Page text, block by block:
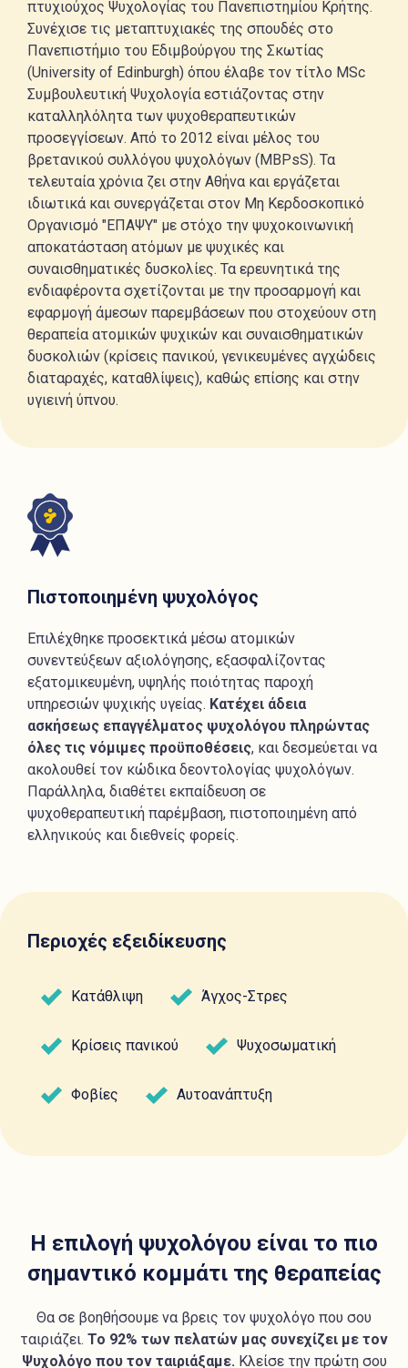
πτυχιούχος Ψυχολογίας του Πανεπιστημίου Κρήτης.
Συνέχισε τις μεταπτυχιακές της σπουδές στο
Πανεπιστήμιο του Εδιμβούργου της Σκωτίας
(University of Edinburgh) όπου έλαβε τον τίτλο MSc
Συμβουλευτική Ψυχολογία εστιάζοντας στην
καταλληλόλητα των ψυχοθεραπευτικών
προσεγγίσεων. Από το 2012 είναι μέλος του
βρετανικού συλλόγου ψυχολόγων (ΜBPsS). Τα
τελευταία χρόνια ζει στην Αθήνα και εργάζεται
ιδιωτικά και συνεργάζεται στον Μη Κερδοσκοπικό
Οργανισμό "ΕΠΑΨΥ" με στόχο την ψυχοκοινωνική
αποκατάσταση ατόμων με ψυχικές και
συναισθηματικές δυσκολίες. Τα ερευνητικά της
ενδιαφέροντα σχετίζονται με την προσαρμογή και
εφαρμογή άμεσων παρεμβάσεων που στοχεύουν στη
θεραπεία ατομικών ψυχικών και συναισθηματικών
δυσκολιών (κρίσεις πανικού, γενικευμένες αγχώδεις
διαταραχές, καταθλίψεις), καθώς επίσης και στην
υγιεινή ύπνου.
Πιστοποιημένη ψυχολόγος
Επιλέχθηκε προσεκτικά μέσω ατομικών
συνεντεύξεων αξιολόγησης, εξασφαλίζοντας
εξατομικευμένη, υψηλής ποιότητας παροχή
υπηρεσιών ψυχικής υγείας. Κατέχει άδεια
ασκήσεως επαγγέλματος ψυχολόγου πληρώντας
όλες τις νόμιμες προϋποθέσεις, και δεσμεύεται να
ακολουθεί τον κώδικα δεοντολογίας ψυχολόγων.
Παράλληλα, διαθέτει εκπαίδευση σε
ψυχοθεραπευτική παρέμβαση, πιστοποιημένη από
ελληνικούς και διεθνείς φορείς.
Περιοχές εξειδίκευσης
Κατάθλιψη Άγχος-Στρες
Κρίσεις πανικού Ψυχοσωματική
Φοβίες Αυτοανάπτυξη
Η επιλογή ψυχολόγου είναι το πιο
σημαντικό κομμάτι της θεραπείας
Θα σε βοηθήσουμε να βρεις τον ψυχολόγο που σου
ταιριάζει. Το 92% των πελατών μας συνεχίζει με τον
Ψυχολόγο που τον ταιριάξαμε. Κλείσε την πρώτη σου